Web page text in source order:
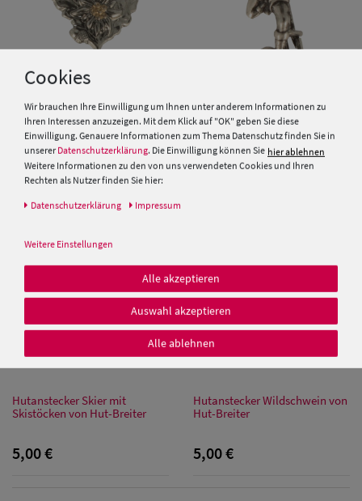
Damen Caps
Hutanstecker Adlerkopf von
Hut-Breiter
5,00 €
Hutanstecker Fußballspieler
von Hut-Breiter
5,00 €
Hutanstecker Skier mit
Skistöcken von Hut-Breiter
5,00 €
Hutanstecker Wildschwein von
Hut-Breiter
5,00 €
Cookies
Wir brauchen Ihre Einwilligung um Ihnen unter anderem Informationen zu
Ihren Interessen anzuzeigen. Mit dem Klick auf "OK" geben Sie diese
Einwilligung. Genauere Informationen zum Thema Datenschutz finden Sie in
unserer Datenschutzerklärung. Die Einwilligung können Sie hier ablehnen
Weitere Informationen zu den von uns verwendeten Cookies und Ihren
Rechten als Nutzer finden Sie hier:
Daten­schutz­erklärung Impressum
Weitere Einstellungen
Alle akzeptieren
Auswahl akzeptieren
Alle ablehnen